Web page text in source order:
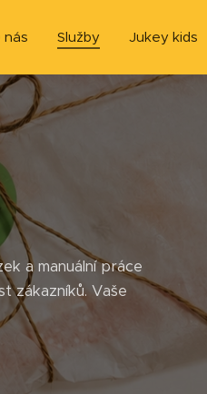
nás Služby Jukey kids
a manuální práce
zákazníků. Vaše